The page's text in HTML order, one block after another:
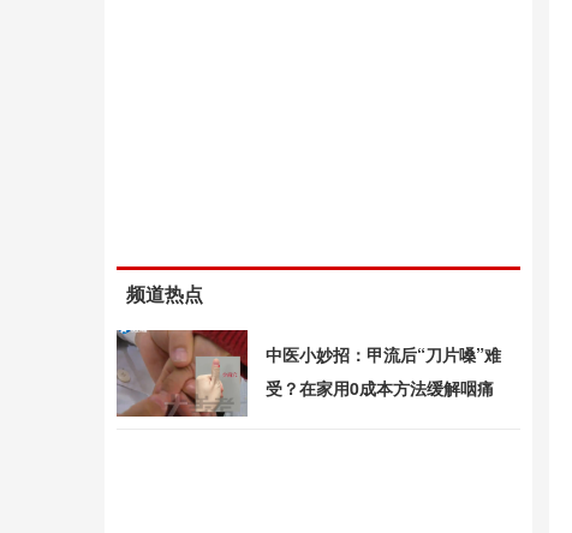
频道热点
中医小妙招：甲流后“刀片嗓”难
受？在家用0成本方法缓解咽痛